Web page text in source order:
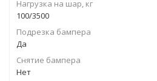
Нагрузка на шар, кг
100/3500
Подрезка бампера
Да
Снятие бампера
Нет